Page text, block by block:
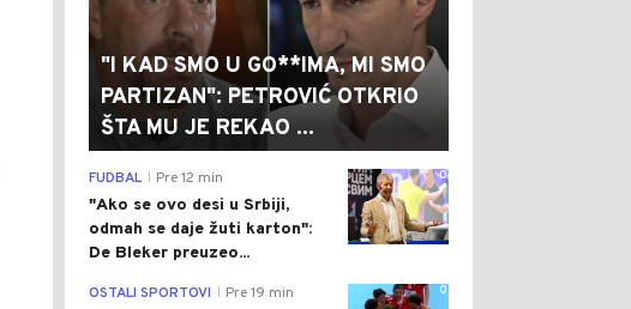
"I KAD SMO U GO**IMA, MI SMO
PARTIZAN": PETROVIĆ OTKRIO
ŠTA MU JE REKAO ...
0
FUDBAL Pre 12 min
"Ako se ovo desi u Srbiji,
odmah se daje žuti karton":
De Bleker preuzeo...
0
OSTALI SPORTOVI Pre 19 min